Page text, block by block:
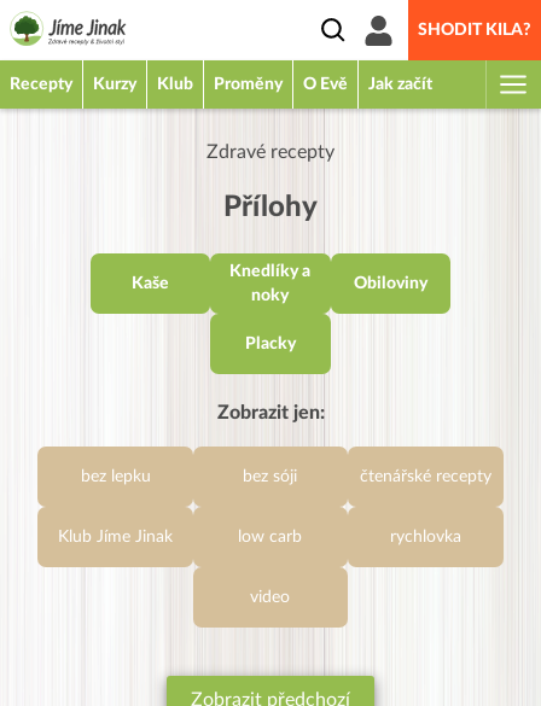
SHODIT KILA?
Recepty Kurzy Klub Proměny O Evě Jak začít
Zdravé recepty
Přílohy
Kaše
Knedlíky a
noky
Obiloviny
Placky
Zobrazit jen:
bez lepku bez sóji čtenářské recepty
Klub Jíme Jinak low carb rychlovka
video
Zobrazit předchozí